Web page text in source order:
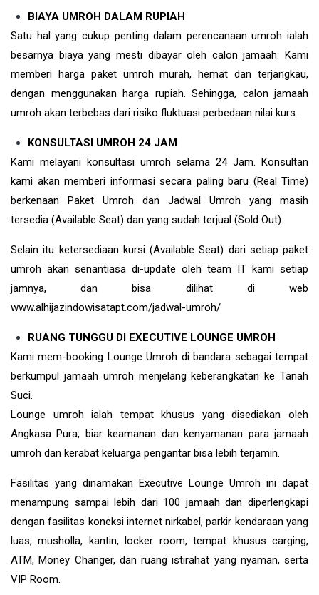
BIAYA UMROH DALAM RUPIAH
Satu hal yang cukup penting dalam perencanaan umroh ialah
besarnya biaya yang mesti dibayar oleh calon jamaah. Kami
memberi harga paket umroh murah, hemat dan terjangkau,
dengan menggunakan harga rupiah. Sehingga, calon jamaah
umroh akan terbebas dari risiko fluktuasi perbedaan nilai kurs.
KONSULTASI UMROH 24 JAM
Kami melayani konsultasi umroh selama 24 Jam. Konsultan
kami akan memberi informasi secara paling baru (Real Time)
berkenaan Paket Umroh dan Jadwal Umroh yang masih
tersedia (Available Seat) dan yang sudah terjual (Sold Out).
Selain itu ketersediaan kursi (Available Seat) dari setiap paket
umroh akan senantiasa di-update oleh team IT kami setiap
jamnya, dan bisa dilihat di web
www.alhijazindowisatapt.com/jadwal-umroh/
RUANG TUNGGU DI EXECUTIVE LOUNGE UMROH
Kami mem-booking Lounge Umroh di bandara sebagai tempat
berkumpul jamaah umroh menjelang keberangkatan ke Tanah
Suci.
Lounge umroh ialah tempat khusus yang disediakan oleh
Angkasa Pura, biar keamanan dan kenyamanan para jamaah
umroh dan kerabat keluarga pengantar bisa lebih terjamin.
Fasilitas yang dinamakan Executive Lounge Umroh ini dapat
menampung sampai lebih dari 100 jamaah dan diperlengkapi
dengan fasilitas koneksi internet nirkabel, parkir kendaraan yang
luas, musholla, kantin, locker room, tempat khusus carging,
ATM, Money Changer, dan ruang istirahat yang nyaman, serta
VIP Room.